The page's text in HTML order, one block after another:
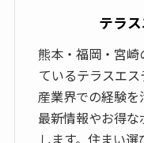
テラ
熊本・福岡・宮
ているテラスエ
産業界での経験
最新情報やお得
します。住まい